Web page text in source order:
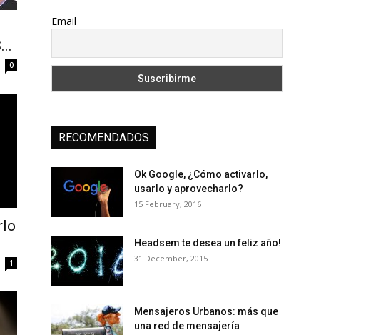
0
1
Email
RECOMENDADOS
Ok Google, ¿Cómo activarlo,
usarlo y aprovecharlo?
15 February, 2016
Headsem te desea un feliz año!
31 December, 2015
Mensajeros Urbanos: más que
una red de mensajería